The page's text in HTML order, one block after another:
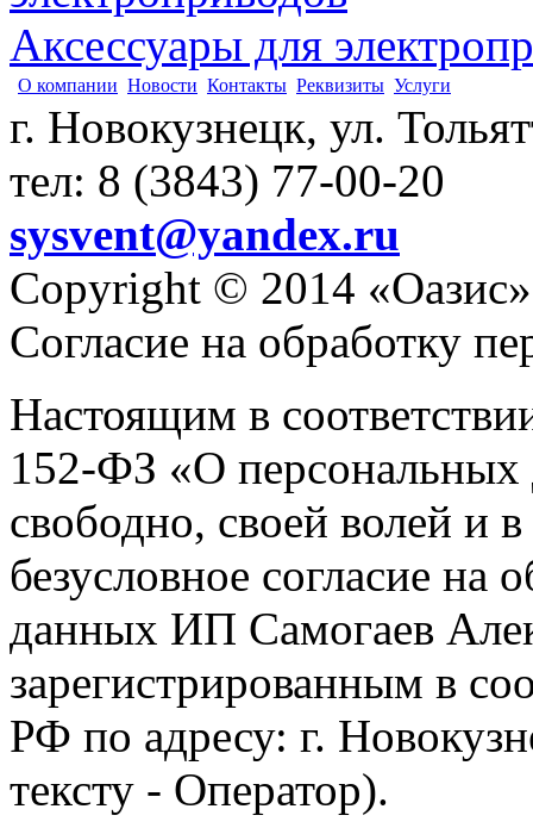
Аксессуары для
О компании Новости Контакты Реквизиты Услуги
г. Новокузнецк, ул.
тел: 8 (3843) 77-00-20
sysvent@yandex.ru
Copyright © 2014 «Оазис»
Согласие на обработку
Настоящим в
152-ФЗ «О персональных
свободно, своей волей и
безусловное согласие на
данных ИП Самогаев
зарегистрированным в
РФ по адресу: г.
тексту - Оператор).